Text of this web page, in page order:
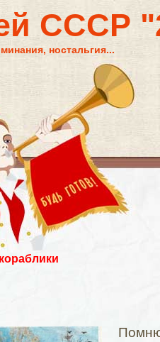
СССР
ностальгия...